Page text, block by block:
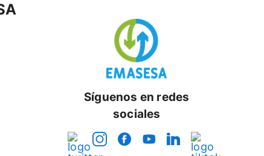
Síguenos en redes
sociales